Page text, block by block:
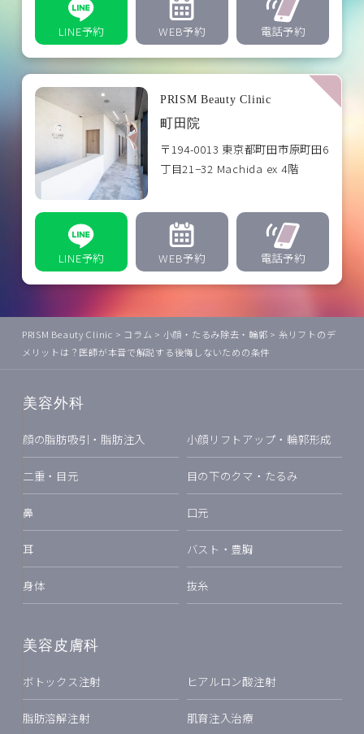
LINE予約 WEB予約 電話予約
PRISM Beauty Clinic
町田院
〒194-0013 東京都町田市原町田6
丁目21−32 Machida ex 4階
LINE予約 WEB予約 電話予約
PRISM Beauty Clinic > コラム > 小顔・たるみ除去・輪郭 > 糸リフトのデ
メリットは？医師が本音で解説する後悔しないための条件
美容外科
顔の脂肪吸引・脂肪注入 小顔リフトアップ・輪郭形成
二重・目元 目の下のクマ・たるみ
鼻 口元
耳 バスト・豊胸
身体 抜糸
美容皮膚科
ボトックス注射 ヒアルロン酸注射
脂肪溶解注射 肌育注入治療